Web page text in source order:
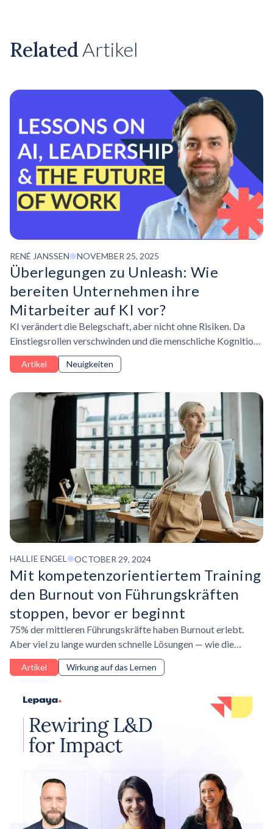
RelatedArtikel
RENÉ JANSSEN NOVEMBER 25, 2025
Überlegungen zu Unleash: Wie
bereiten Unternehmen ihre
Mitarbeiter auf KI vor?
KI verändert die Belegschaft, aber nicht ohne Risiken. Da
Einstiegsrollen verschwinden und die menschliche Kognition
aufgrund der übermäßigen Abhängigkeit von KI abnimmt,
müssen Führungskräfte die Balance zwischen der
Fähigkeiten finden.
Artikel Neuigkeiten
HALLIE ENGEL OCTOBER 29, 2024
Mit kompetenzorientiertem Training
den Burnout von Führungskräften
stoppen, bevor er beginnt
75% der mittleren Führungskräfte haben Burnout erlebt.
Aber viel zu lange wurden schnelle Lösungen — wie die
Förderung einer Bounce-Back-Mentalität — als akzeptable
Reaktion angesehen.
Artikel Wirkung auf das Lernen